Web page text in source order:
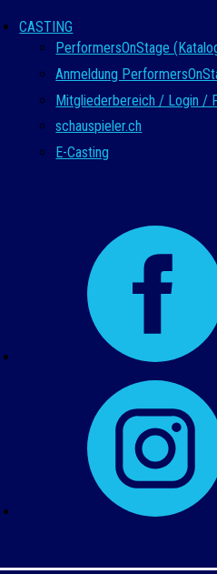
CASTING
PerformersOnStage
Anmeldung
Mitgliederbereich / Login /
schauspieler.ch
E-Casting